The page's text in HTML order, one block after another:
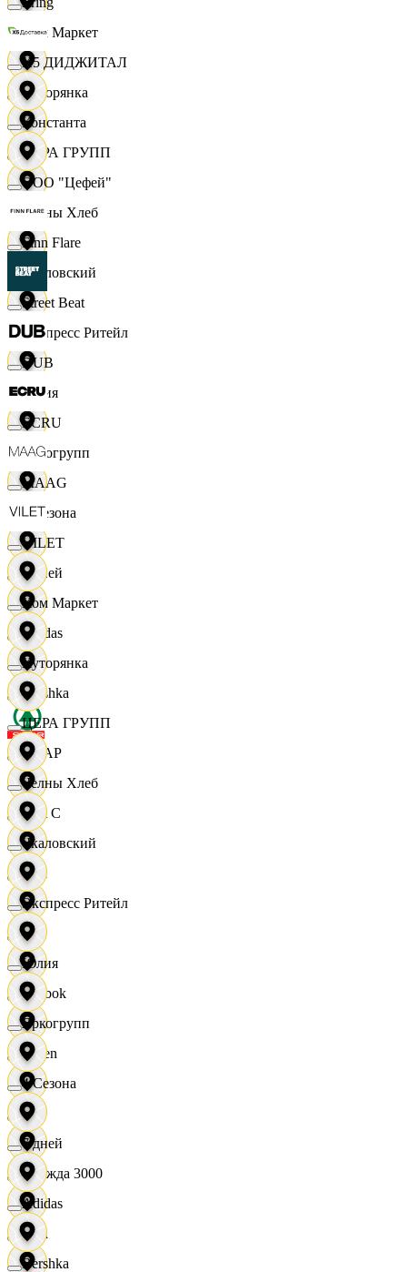
Хом Маркет
Хуторянка
ЦЕРА ГРУПП
Челны Хлеб
Чкаловский
Экспресс Ритейл
Юлия
Яркогрупп
4 Сезона
7 дней
Adidas
Bershka
СПАР
M A C
OBI
RE
Reebok
Seven
XC
Одежда 3000
Zara
X5 ДИДЖИТАЛ
Константа
ООО "Цефей"
Finn Flare
Street Beat
DUB
ECRU
MAAG
VILET
Хом Маркет
Хуторянка
ЦЕРА ГРУПП
Челны Хлеб
Чкаловский
Экспресс Ритейл
Юлия
Яркогрупп
4 Сезона
7 дней
Adidas
Bershka